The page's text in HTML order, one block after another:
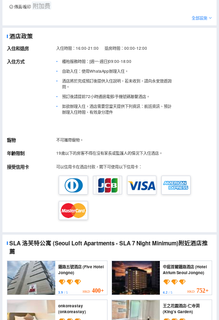
傳真/複印 附加费
全部設施
酒店政策
入住和退房 入住時間：16:00-21:00 退房時間：00:00-12:00
入住方式
櫃枱服務時間：[週一-週日]09:00-18:00
自助入住：使用WhataApp辦理入住。
酒店將於完成預訂後提供入住說明，若未收到，請向永安旅遊詢
問。
預訂後請提前72小時通過電郵/手機號碼聯繫酒店。
如欲辦理入住，酒店需要您當天提供下列資訊：航班資訊、預計
辦理入住時間、有效身分證件
寵物 不可攜帶寵物。
年齡限制 19歲以下的房客不得在沒有家長或監護人的情況下入住酒店。
接受信用卡 可以信用卡在酒店付款，閣下可使用以下信用卡：
SLA 洛芙特公寓(Seoul Loft Apartments - SLA 7 Night Minimum)附近酒店推
薦
鍾路五號酒店 (Five Hotel
Jongno)
3.9 / 5 HKD 400+
中庭首爾鍾路酒店 (Hotel
Atrium Seoul Jongno)
4.2/ 5 HKD 752+
onkoreastay
(onkoreastay)
王之花園酒店-仁寺洞
(King's Garden)